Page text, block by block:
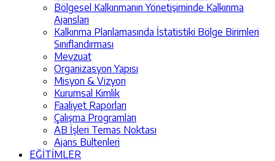
Bölgesel Kalkınmanın Yönetişiminde Kalkınma
Ajansları
Kalkınma Planlamasında İstatistiki Bölge Birimleri
Sınıflandırması
Mevzuat
Organizasyon Yapısı
Misyon & Vizyon
Kurumsal Kimlik
Faaliyet Raporları
Çalışma Programları
AB İşleri Temas Noktası
Ajans Bültenleri
EĞİTİMLER